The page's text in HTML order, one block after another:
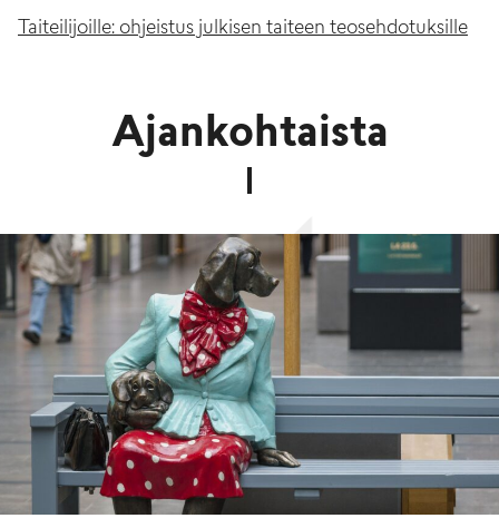
Taiteilijoille: ohjeistus julkisen taiteen teosehdotuksille
Ajankohtaista